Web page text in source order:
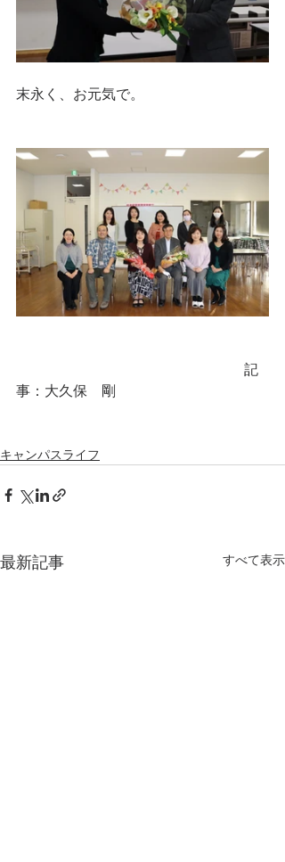
末永く、お元気で。
記
事：大久保　剛
キャンパスライフ
最新記事 すべて表示